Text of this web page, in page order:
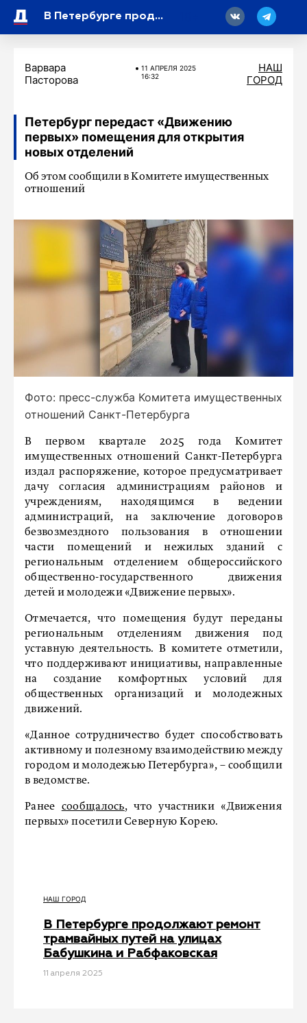
В Петербурге продолжают ремонт трамвайных путей на улицах Бабушкина и Рабфаковская
Варвара
Пасторова
11 АПРЕЛЯ 2025
16:32
НАШ
ГОРОД
Петербург передаст «Движению
первых» помещения для открытия
новых отделений
Об этом сообщили в Комитете имущественных
отношений
Фото: пресс-служба Комитета имущественных
отношений Санкт-Петербурга
В первом квартале 2025 года Комитет
имущественных отношений Санкт-Петербурга
издал распоряжение, которое предусматривает
дачу согласия администрациям районов и
учреждениям, находящимся в ведении
администраций, на заключение договоров
безвозмездного пользования в отношении
части помещений и нежилых зданий с
региональным отделением общероссийского
общественно-государственного движения
детей и молодежи «Движение первых».
Отмечается, что помещения будут переданы
региональным отделениям движения под
уставную деятельность. В комитете отметили,
что поддерживают инициативы, направленные
на создание комфортных условий для
общественных организаций и молодежных
движений.
«Данное сотрудничество будет способствовать
активному и полезному взаимодействию между
городом и молодежью Петербурга», – сообщили
в ведомстве.
Ранее сообщалось, что участники «Движения
первых» посетили Северную Корею.
НАШ ГОРОД
В Петербурге продолжают ремонт
трамвайных путей на улицах
Бабушкина и Рабфаковская
11 апреля 2025